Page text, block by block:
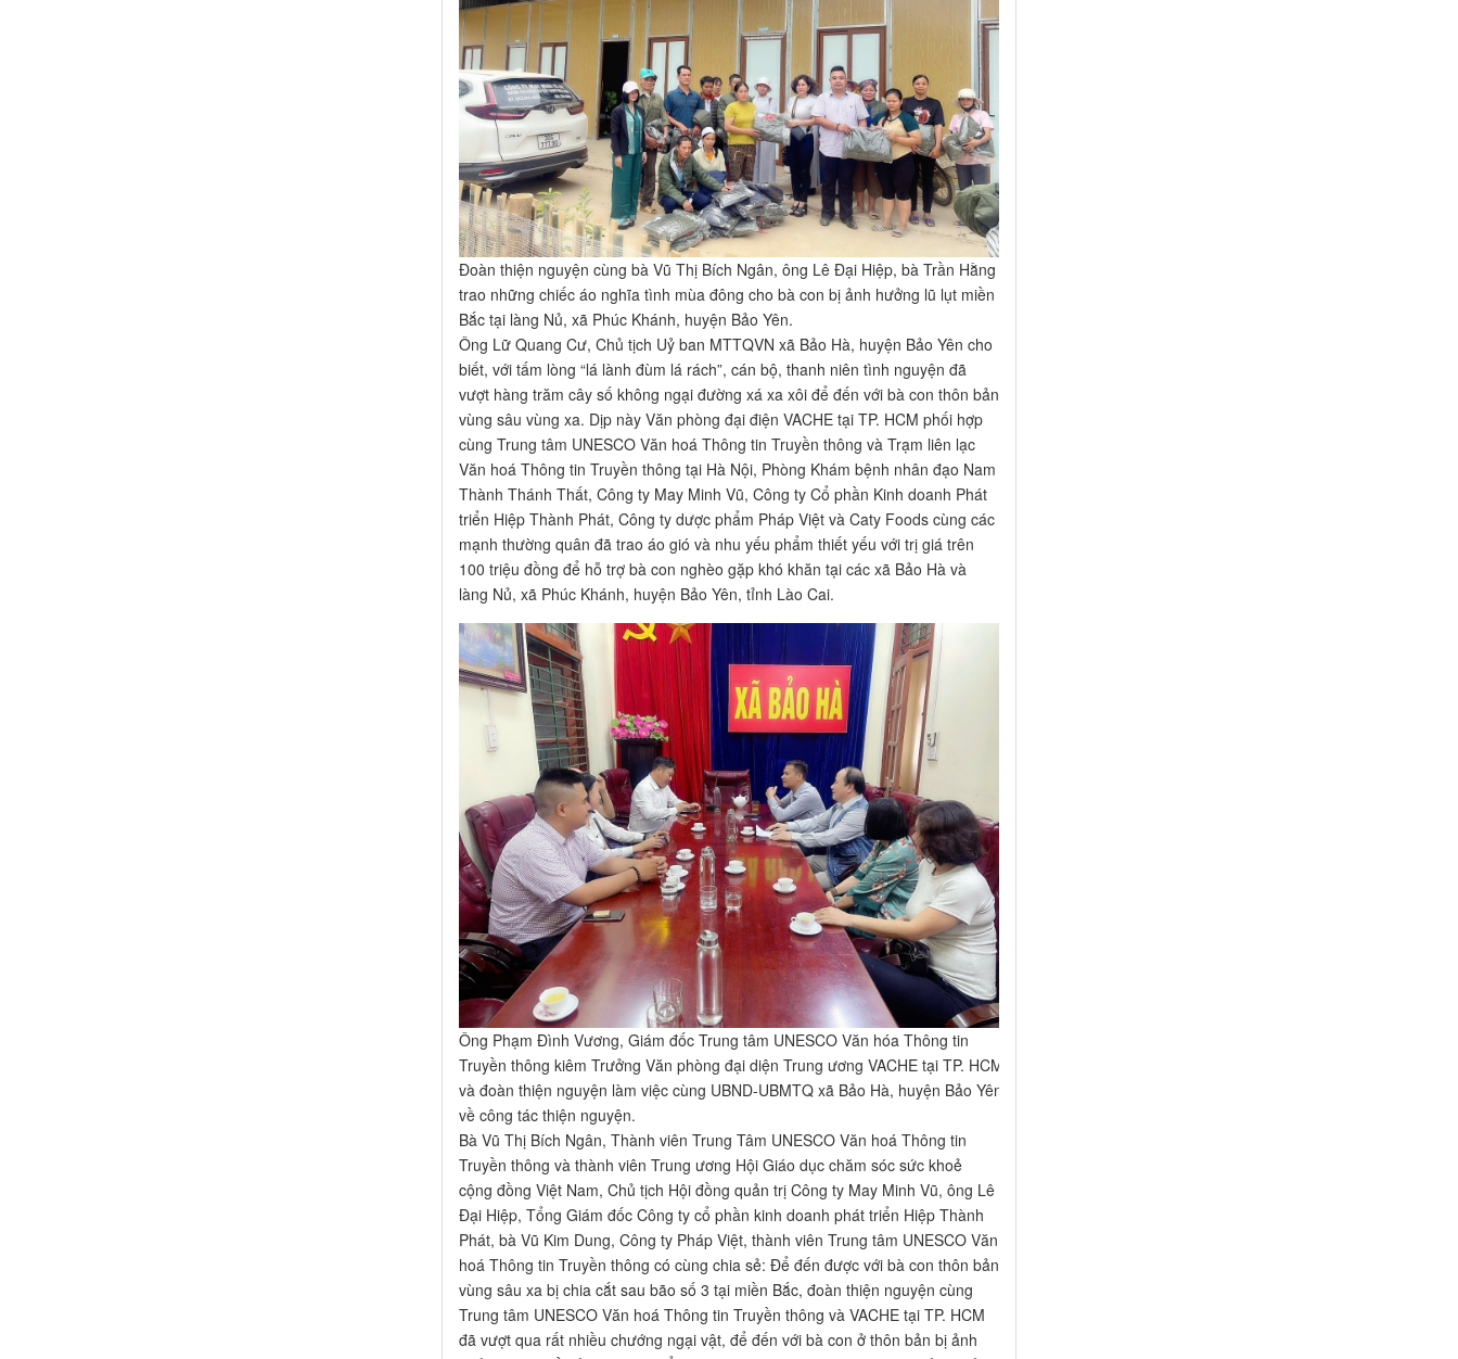
Đoàn thiện nguyện cùng bà Vũ Thị Bích Ngân, ông Lê Đại Hiệp, bà Trần Hằng
trao những chiếc áo nghĩa tình mùa đông cho bà con bị ảnh hưởng lũ lụt miền
Bắc tại làng Nủ, xã Phúc Khánh, huyện Bảo Yên.
Ông Lữ Quang Cư, Chủ tịch Uỷ ban MTTQVN xã Bảo Hà, huyện Bảo Yên cho
biết, với tấm lòng “lá lành đùm lá rách”, cán bộ, thanh niên tình nguyện đã
vượt hàng trăm cây số không ngại đường xá xa xôi để đến với bà con thôn bản
vùng sâu vùng xa. Dịp này Văn phòng đại điện VACHE tại TP. HCM phối hợp
cùng Trung tâm UNESCO Văn hoá Thông tin Truyền thông và Trạm liên lạc
Văn hoá Thông tin Truyền thông tại Hà Nội, Phòng Khám bệnh nhân đạo Nam
Thành Thánh Thất, Công ty May Minh Vũ, Công ty Cổ phần Kinh doanh Phát
triển Hiệp Thành Phát, Công ty dược phẩm Pháp Việt và Caty Foods cùng các
mạnh thường quân đã trao áo gió và nhu yếu phẩm thiết yếu với trị giá trên
100 triệu đồng để hỗ trợ bà con nghèo gặp khó khăn tại các xã Bảo Hà và
làng Nủ, xã Phúc Khánh, huyện Bảo Yên, tỉnh Lào Cai.
Ông Phạm Đình Vương, Giám đốc Trung tâm UNESCO Văn hóa Thông tin
Truyền thông kiêm Trưởng Văn phòng đại diện Trung ương VACHE tại TP. HCM
và đoàn thiện nguyện làm việc cùng UBND-UBMTQ xã Bảo Hà, huyện Bảo Yên
về công tác thiện nguyện.
Bà Vũ Thị Bích Ngân, Thành viên Trung Tâm UNESCO Văn hoá Thông tin
Truyền thông và thành viên Trung ương Hội Giáo dục chăm sóc sức khoẻ
cộng đồng Việt Nam, Chủ tịch Hội đồng quản trị Công ty May Minh Vũ, ông Lê
Đại Hiệp, Tổng Giám đốc Công ty cổ phần kinh doanh phát triển Hiệp Thành
Phát, bà Vũ Kim Dung, Công ty Pháp Việt, thành viên Trung tâm UNESCO Văn
hoá Thông tin Truyền thông có cùng chia sẻ: Để đến được với bà con thôn bản
vùng sâu xa bị chia cắt sau bão số 3 tại miền Bắc, đoàn thiện nguyện cùng
Trung tâm UNESCO Văn hoá Thông tin Truyền thông và VACHE tại TP. HCM
đã vượt qua rất nhiều chướng ngại vật, để đến với bà con ở thôn bản bị ảnh